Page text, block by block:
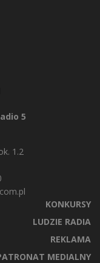
5
1.2
KONKURSY
LUDZIE RADIA
REKLAMA
MEDIALNY